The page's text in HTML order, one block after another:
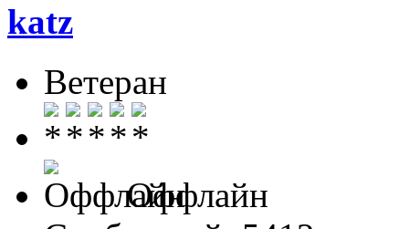
katz
Ветеран
Оффлайн